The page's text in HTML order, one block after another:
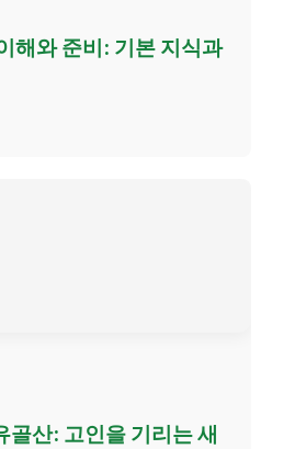
해와 준비: 기본 지식과
골산: 고인을 기리는 새